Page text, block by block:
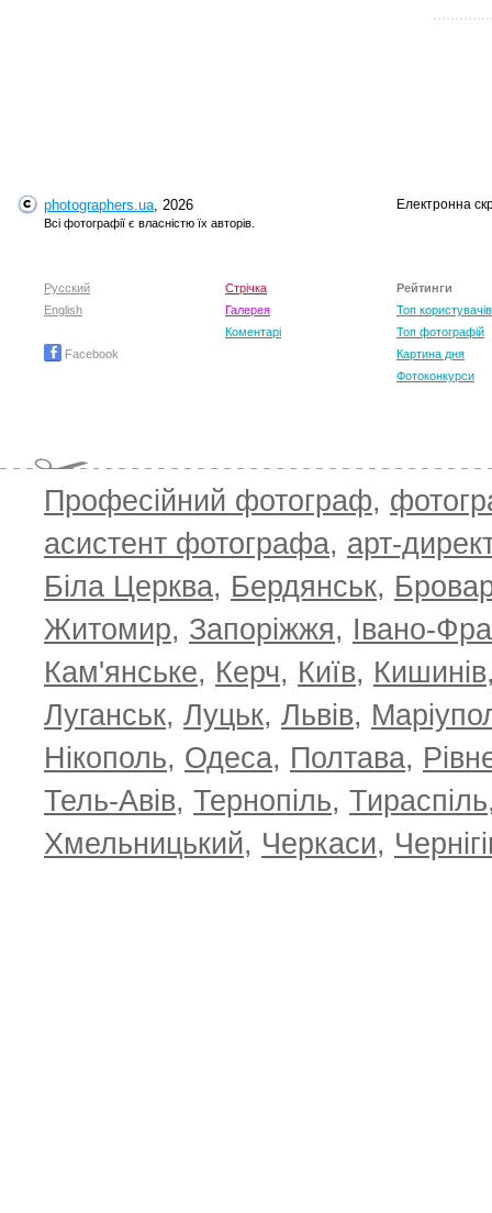
photographers.ua, 2026
Всі фотографії є власністю їх авторів.
Електронна
Русский
English
Facebook
Стрічка
Галерея
Коментарі
Рейтинги
Топ користувачів
Топ фотографій
Картина дня
Фотоконкурси
Професійний фотограф,
асистент фотографа, арт-
Біла Церква, Бердянськ,
Житомир, Запоріжжя, Івано-
Кам'янське, Керч, Київ, Кишинів
Луганськ, Луцьк, Львів,
Нікополь, Одеса, Полтава,
Тель-Авів, Тернопіль, Тираспіль
Хмельницький, Черкаси,